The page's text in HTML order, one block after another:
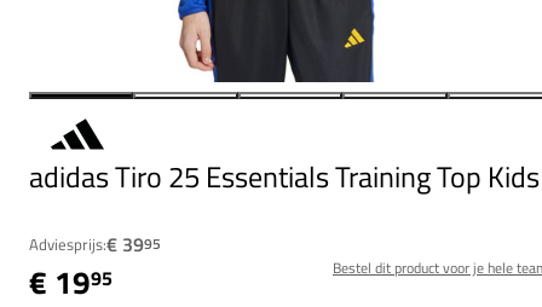
adidas Tiro 25 Essentials Training Top Kids
Adviesprijs:€ 3995
€ 1995 Bestel dit product voor je hele